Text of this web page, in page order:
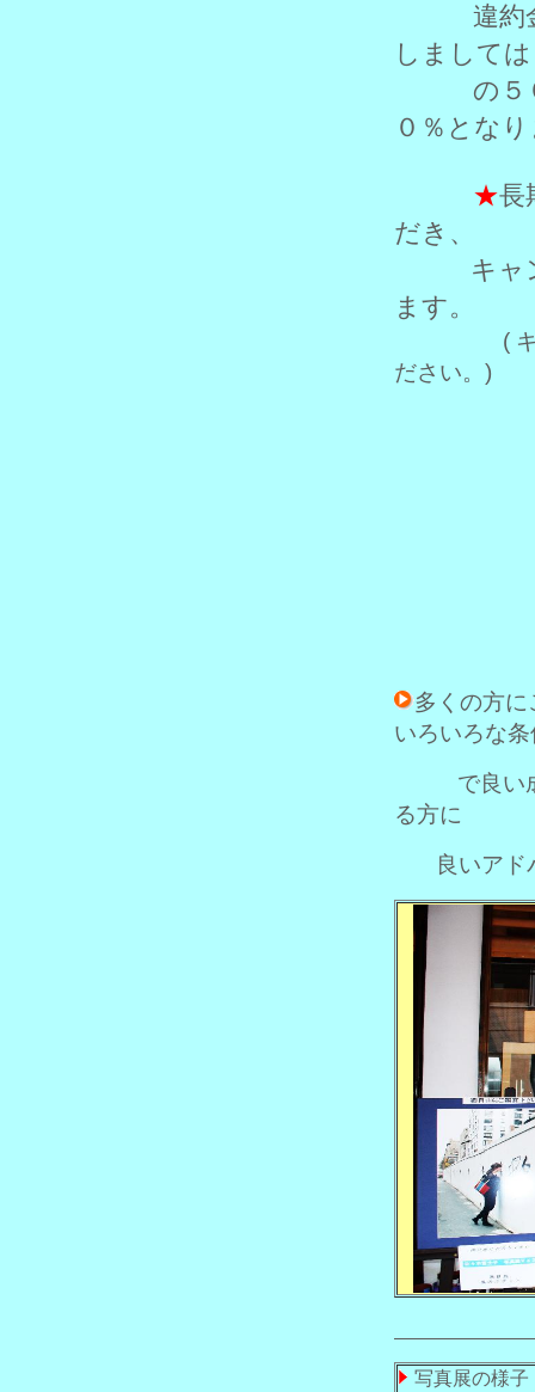
違約金
しまして
の５０
０％とな
★長
だき、
キャン
ます。
(
ださい。)
多くの方
いろいろな
で良い成
る方に
良いアド
写真展の様